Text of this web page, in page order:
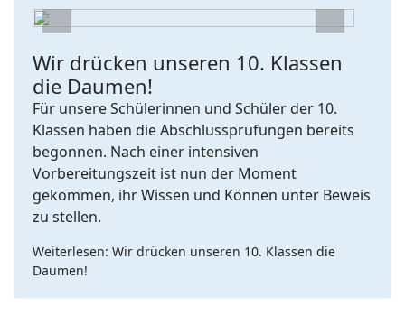
Previous Next
Wir drücken unseren 10. Klassen
die Daumen!
Für unsere Schülerinnen und Schüler der 10.
Klassen haben die Abschlussprüfungen bereits
begonnen. Nach einer intensiven
Vorbereitungszeit ist nun der Moment
gekommen, ihr Wissen und Können unter Beweis
zu stellen.
Weiterlesen: Wir drücken unseren 10. Klassen die
Daumen!